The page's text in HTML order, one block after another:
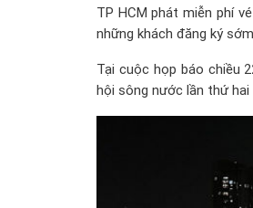
TP HCM phát miễn phí
những khách đăng ký
Tại cuộc họp báo chiều
hội sông nước lần thứ hai